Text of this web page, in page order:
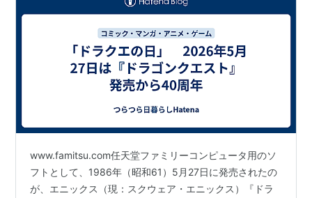
www.famitsu.com任天堂ファミリーコンピュータ用のソ
フトとして、1986年（昭和61）5月27日に発売されたの
が、エニックス（現：スクウェア・エニックス）『ドラ